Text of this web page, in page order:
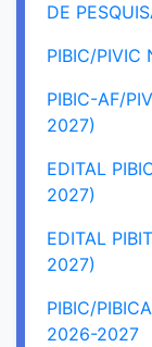
DE
PIBIC/
PIBIC-AF/
2027)
EDITAL
2027)
EDITAL
2027)
PIBIC/
2026-2027